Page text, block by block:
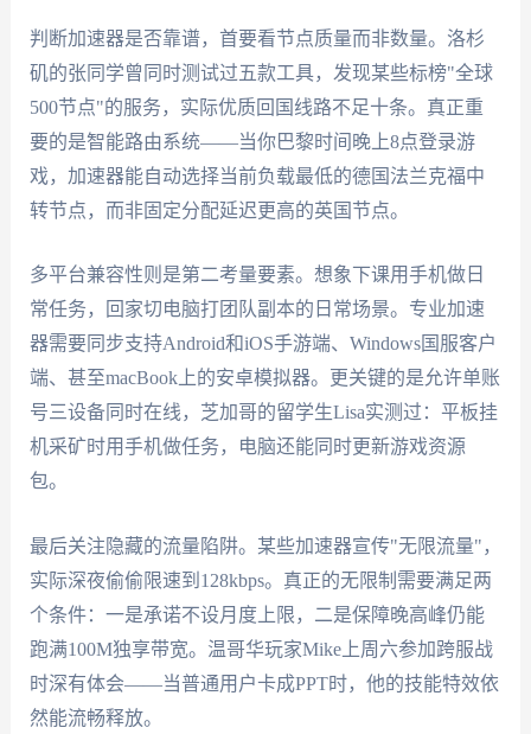
判断加速器是否靠谱，首要看节点质量而非数量。洛杉
矶的张同学曾同时测试过五款工具，发现某些标榜"全球
500节点"的服务，实际优质回国线路不足十条。真正重
要的是智能路由系统——当你巴黎时间晚上8点登录游
戏，加速器能自动选择当前负载最低的德国法兰克福中
转节点，而非固定分配延迟更高的英国节点。
多平台兼容性则是第二考量要素。想象下课用手机做日
常任务，回家切电脑打团队副本的日常场景。专业加速
器需要同步支持Android和iOS手游端、Windows国服客户
端、甚至macBook上的安卓模拟器。更关键的是允许单账
号三设备同时在线，芝加哥的留学生Lisa实测过：平板挂
机采矿时用手机做任务，电脑还能同时更新游戏资源
包。
最后关注隐藏的流量陷阱。某些加速器宣传"无限流量"，
实际深夜偷偷限速到128kbps。真正的无限制需要满足两
个条件：一是承诺不设月度上限，二是保障晚高峰仍能
跑满100M独享带宽。温哥华玩家Mike上周六参加跨服战
时深有体会——当普通用户卡成PPT时，他的技能特效依
然能流畅释放。